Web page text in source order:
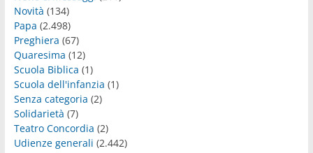
Novità (134)
Papa (2.498)
Preghiera (67)
Quaresima (12)
Scuola Biblica (1)
Scuola dell'infanzia (1)
Senza categoria (2)
Solidarietà (7)
Teatro Concordia (2)
Udienze generali (2.442)